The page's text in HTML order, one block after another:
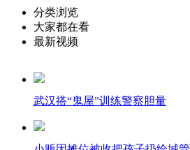
分类浏览
大家都在看
最新视频
武汉搭“鬼屋”训练警察胆量